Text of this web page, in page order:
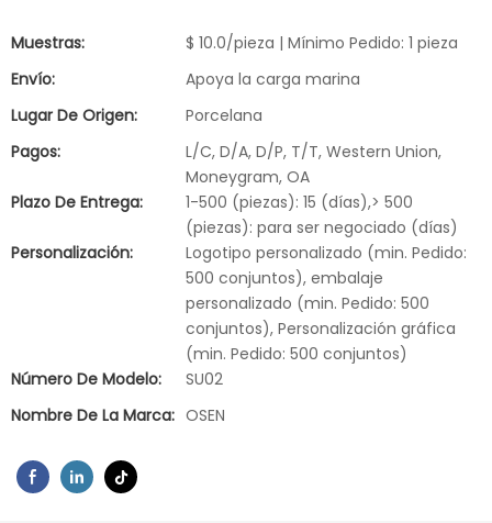
Muestras:
$ 10.0/pieza | Mínimo Pedido: 1 pieza
Envío:
Apoya la carga marina
Lugar De Origen:
Porcelana
Pagos:
L/C, D/A, D/P, T/T, Western Union,
Moneygram, OA
Plazo De Entrega:
1-500 (piezas): 15 (días),> 500
(piezas): para ser negociado (días)
Personalización:
Logotipo personalizado (min. Pedido:
500 conjuntos), embalaje
personalizado (min. Pedido: 500
conjuntos), Personalización gráfica
(min. Pedido: 500 conjuntos)
Número De Modelo:
SU02
Nombre De La Marca: OSEN